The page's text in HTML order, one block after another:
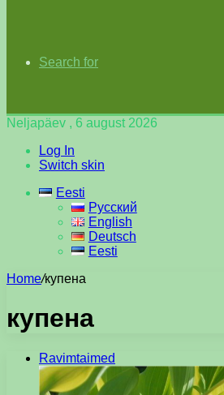
Search for
Neljapäev , 6 august 2026
Log In
Switch skin
Eesti
Русский
English
Deutsch
Eesti
Home/купена
купена
Ravimtaimed